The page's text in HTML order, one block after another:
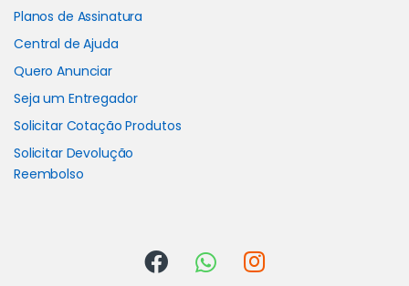
Planos de Assinatura
Central de Ajuda
Quero Anunciar
Seja um Entregador
Solicitar Cotação Produtos
Solicitar Devolução
Reembolso